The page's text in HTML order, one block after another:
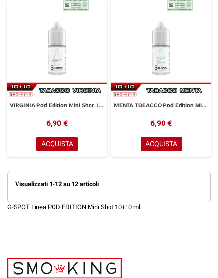
VIRGINIA Pod Edition Mini Shot 10+10 ml G-SPOT Tabacco Virginia
6,90 €
ACQUISTA
MENTA TOBACCO Pod Edition Mini Shot 10+10 ml G-SPOT Tabacco Menta
6,90 €
ACQUISTA
Visualizzati 1-12 su 12 articoli
G-SPOT Linea POD EDITION Mini Shot 10+10 ml